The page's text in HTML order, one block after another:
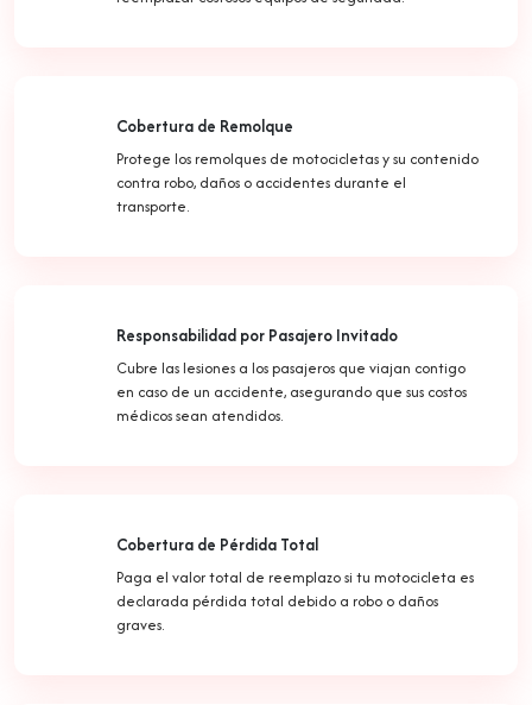
Cobertura de Remolque
Protege los remolques de motocicletas y su contenido
contra robo, daños o accidentes durante el
transporte.
Responsabilidad por Pasajero Invitado
Cubre las lesiones a los pasajeros que viajan contigo
en caso de un accidente, asegurando que sus costos
médicos sean atendidos.
Cobertura de Pérdida Total
Paga el valor total de reemplazo si tu motocicleta es
declarada pérdida total debido a robo o daños
graves.